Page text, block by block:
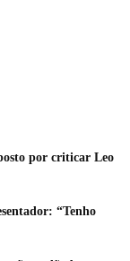
por criticar Leo
“Tenho